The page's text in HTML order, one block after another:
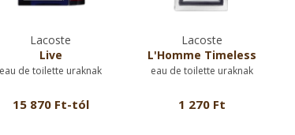
Lacoste
Live
eau de toilette uraknak
15 870 Ft-tól
Lacoste
L'Homme Timeless
eau de toilette uraknak
1 270 Ft